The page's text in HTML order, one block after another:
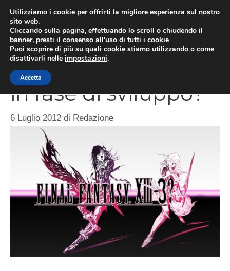
contenuto
Final Fantasy XIII-3
in fase di sviluppo?
6 Luglio 2012 di Redazione
Utilizziamo i cookie per offrirti la migliore esperienza sul nostro
sito web.
Cliccando sulla pagina, effettuando lo scroll o chiudendo il
banner, presti il consenso all’uso di tutti i cookie
Puoi scoprire di più su quali cookie stiamo utilizzando o come
disattivarli nelle impostazioni.
Accetta